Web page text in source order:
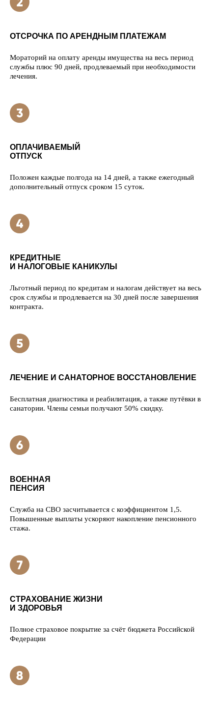
ОТСРОЧКА ПО АРЕНДНЫМ ПЛАТЕЖАМ
Мораторий на оплату аренды имущества на весь период
службы плюс 90 дней, продлеваемый при необходимости
лечения.
ОПЛАЧИВАЕМЫЙ
ОТПУСК
Положен каждые полгода на 14 дней, а также ежегодный
дополнительный отпуск сроком 15 суток.
КРЕДИТНЫЕ
И НАЛОГОВЫЕ КАНИКУЛЫ
Льготный период по кредитам и налогам действует на весь
срок службы и продлевается на 30 дней после завершения
контракта.
ЛЕЧЕНИЕ И САНАТОРНОЕ ВОССТАНОВЛЕНИЕ
Бесплатная диагностика и реабилитация, а также путёвки в
санатории. Члены семьи получают 50% скидку.
ВОЕННАЯ
ПЕНСИЯ
Служба на СВО засчитывается с коэффициентом 1,5.
Повышенные выплаты ускоряют накопление пенсионного
стажа.
СТРАХОВАНИЕ ЖИЗНИ
И ЗДОРОВЬЯ
Полное страховое покрытие за счёт бюджета Российской
Федерации